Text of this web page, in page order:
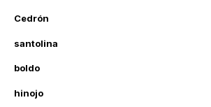
Cedrón
santolina
boldo
hinojo